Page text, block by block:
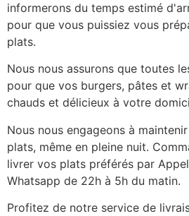
informerons du temps estimé
pour que vous puissiez vous
plats.
Nous nous assurons que toutes
pour que vos burgers, pâtes et
chauds et délicieux à votre
Nous nous engageons à
plats, même en pleine nuit.
livrer vos plats préférés par
Whatsapp de 22h à 5h du matin.
Profitez de notre service de